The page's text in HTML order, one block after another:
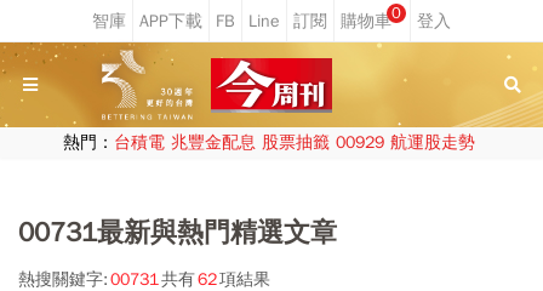
0
熱門： 台積電 兆豐金配息 股票抽籤 00929 航運股走勢
00731最新與熱門精選文章
熱搜關鍵字:00731共有62項結果